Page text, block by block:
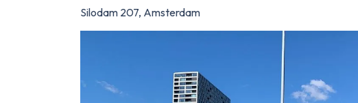
Silodam 207, Amsterdam